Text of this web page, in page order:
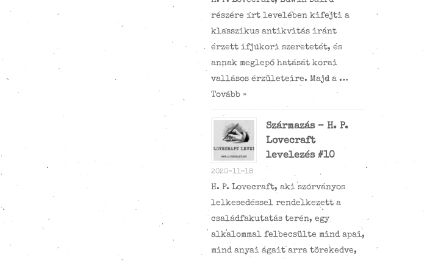
részére írt levelében kifejti a
klasszikus antikvitás iránt
érzett ifjúkori szeretetét, és
annak meglepő hatását korai
vallásos érzületeire. Majd a …
Tovább »
Származás – H. P.
Lovecraft
levelezés #10
2020-11-18
H. P. Lovecraft, aki szórványos
lelkesedéssel rendelkezett a
családfakutatás terén, egy
alkalommal felbecsülte mind apai,
mind anyai ágait arra törekedve,